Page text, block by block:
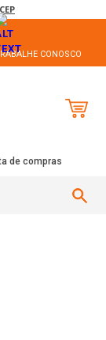
CONOSCO
de compras